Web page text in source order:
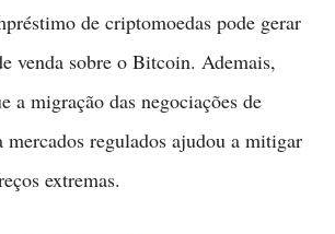
de criptomoedas pode gerar
venda sobre o Bitcoin. Ademais,
a migração das negociações de
mercados regulados ajudou a mitigar
extremas.